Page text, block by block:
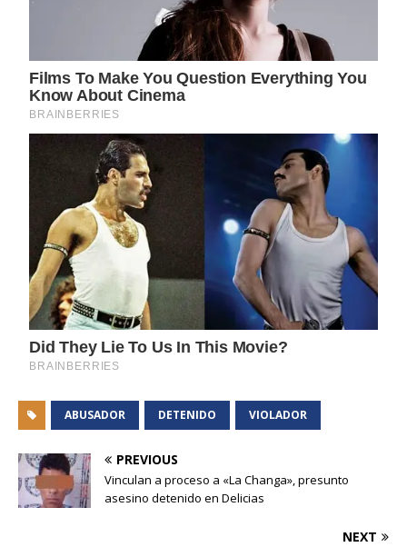
ABUSADOR DETENIDO VIOLADOR
PREVIOUS
Vinculan a proceso a «La Changa», presunto
asesino detenido en Delicias
NEXT